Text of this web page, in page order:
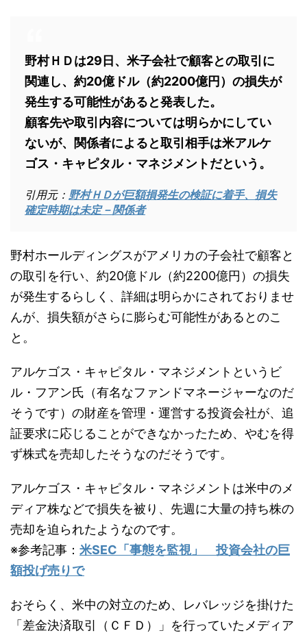
野村ＨＤは29日、米子会社で顧客との取引に
関連し、約20億ドル（約2200億円）の損失が
発生する可能性があると発表した。
顧客先や取引内容については明らかにしてい
ないが、関係者によると取引相手は米アルケ
ゴス・キャピタル・マネジメントだという。
引用元： 野村ＨＤが巨額損発生の検証に着手、損失
確定時期は未定－関係者
野村ホールディングスがアメリカの子会社で顧客と
の取引を行い、約20億ドル（約2200億円）の損失
が発生するらしく、詳細は明らかにされておりませ
んが、損失額がさらに膨らむ可能性があるとのこ
と。
アルケゴス・キャピタル・マネジメントというビ
ル・フアン氏（有名なファンドマネージャーなのだ
そうです）の財産を管理・運営する投資会社が、追
証要求に応じることができなかったため、やむを得
ず株式を売却したそうなのだそうです。
アルケゴス・キャピタル・マネジメントは米中のメ
ディア株などで損失を被り、先週に大量の持ち株の
売却を迫られたようなのです。
※参考記事： 米SEC「事態を監視」 投資会社の巨
額投げ売りで
おそらく、米中の対立のため、レバレッジを掛けた
「差金決済取引（ＣＦＤ）」を行っていたメディア